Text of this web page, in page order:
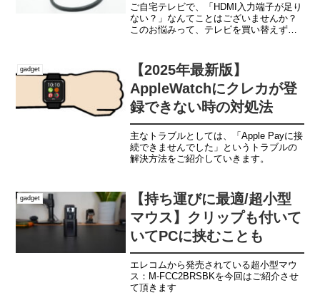
ご自宅テレビで、「HDMI入力端子が足り
ない？」なんてことはございませんか？
このお悩みって、テレビを買い替えずと
解決方法をご紹介していきます。
(adsbygoogle...
gadget
【2025年最新版】
AppleWatchにクレカが登
録できない時の対処法
主なトラブルとしては、「Apple Payに接
続できませんでした」というトラブルの
解決方法をご紹介していきます。
gadget
【持ち運びに最適/超小型
マウス】クリップも付いて
いてPCに挟むことも
エレコムから発売されている超小型マウ
ス：M-FCC2BRSBKを今回はご紹介させ
て頂きます